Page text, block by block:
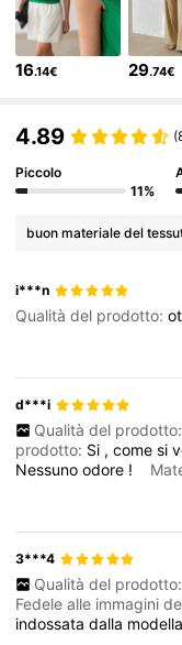
4.85
4.85
4.85
4.85
16.14€ 29.74€
4.89
Piccolo
11%
buon materiale del
i***n
Qualità del prodotto:
d***i
Qualità del prodotto:
prodotto: Si ,comesi
Nessunoodore !
3***4
Qualità del prodotto:
Fedele alle immagini
indossatadalla